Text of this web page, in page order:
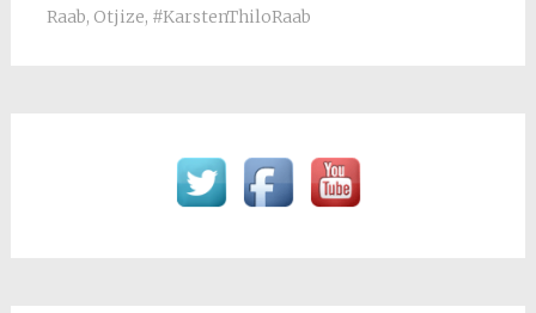
Raab, Otjize, #KarstenThiloRaab